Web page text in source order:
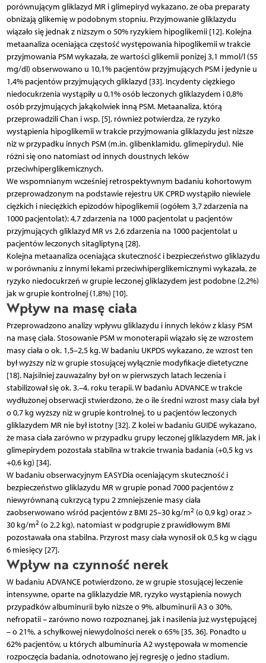
porównującym gliklazyd MR i glimepiryd wykazano, że oba preparaty
obniżają glikemię w podobnym stopniu. Przyjmowanie gliklazydu
wiązało się jednak z niższym o 50% ryzykiem hipoglikemii [12]. Kolejna
metaanaliza oceniająca częstość występowania hipoglikemii w trakcie
przyjmowania PSM wykazała, że wartości glikemii poniżej 3,1 mmol/l (55
mg/dl) obserwowano u 10,1% pacjentów przyjmujących PSM i jedynie u
1,4% pacjentów przyjmujących gliklazyd [33]. Incydenty ciężkiego
niedocukrzenia wystąpiły u 0,1% osób leczonych gliklazydem i 0,8%
osób przyjmujących jakąkolwiek inną PSM. Metaanaliza, którą
przeprowadzili Chan i wsp. [5], również potwierdza, że ryzyko
wystąpienia hipoglikemii w trakcie przyjmowania gliklazydu jest niższe
niż w przypadku innych PSM (m.in. glibenklamidu, glimepirydu). Nie
różni się ono natomiast od innych doustnych leków
przeciwhiperglikemicznych.
We wspomnianym wcześniej retrospektywnym badaniu kohortowym
przeprowadzonym na podstawie rejestru UK CPRD wystąpiło niewiele
ciężkich i nieciężkich epizodów hipoglikemii (ogółem 3,7 zdarzenia na
1000 pacjentolat): 4,7 zdarzenia na 1000 pacjentolat u pacjentów
przyjmujących gliklazyd MR vs 2,6 zdarzenia na 1000 pacjentolat u
pacjentów leczonych sitagliptyną [28].
Kolejna metaanaliza oceniająca skuteczność i bezpieczeństwo gliklazydu
w porównaniu z innymi lekami przeciwhiperglikemicznymi wykazała, że
ryzyko niedocukrzeń w grupie leczonej gliklazydem jest podobne (2,2%)
jak w grupie kontrolnej (1,8%) [10].
Wpływ na masę ciała
Przeprowadzono analizy wpływu gliklazydu i innych leków z klasy PSM
na masę ciała. Stosowanie PSM w monoterapii wiązało się ze wzrostem
masy ciała o ok. 1,5–2,5 kg. W badaniu UKPDS wykazano, że wzrost ten
był wyższy niż w grupie stosującej wyłącznie modyfikacje dietetyczne
[18]. Najsilniej zauważalny był on w pierwszych latach leczenia i
stabilizował się ok. 3.–4. roku terapii. W badaniu ADVANCE w trakcie
wydłużonej obserwacji stwierdzono, że o ile średni wzrost masy ciała był
o 0,7 kg wyższy niż w grupie kontrolnej, to u pacjentów leczonych
gliklazydem MR nie był istotny [32]. Z kolei w badaniu GUIDE wykazano,
że masa ciała zarówno w przypadku grupy leczonej gliklazydem MR, jak i
glimepirydem pozostała stabilna w trakcie trwania badania (+0,5 kg vs
+0,6 kg) [34].
W badaniu obserwacyjnym EASYDia oceniającym skuteczność i
bezpieczeństwo gliklazydu MR w grupie ponad 7000 pacjentów z
niewyrównaną cukrzycą typu 2 zmniejszenie masy ciała
zaobserwowano wśród pacjentów z BMI 25–30 kg/m2 (o 0,9 kg) oraz >
30 kg/m2 (o 2,2 kg), natomiast w podgrupie z prawidłowym BMI
pozostawała ona stabilna. Przyrost masy ciała wynosił ok 0,5 kg w ciągu
6 miesięcy [27].
Wpływ na czynność nerek
W badaniu ADVANCE potwierdzono, że w grupie stosującej leczenie
intensywne, oparte na gliklazydzie MR, ryzyko wystąpienia nowych
przypadków albuminurii było niższe o 9%, albuminurii A3 o 30%,
nefropatii – zarówno nowo rozpoznanej, jak i nasilenia już występującej
– o 21%, a schyłkowej niewydolności nerek o 65% [35, 36]. Ponadto u
62% pacjentów, u których albuminuria A2 występowała w momencie
rozpoczęcia badania, odnotowano jej regresję o jedno stadium.